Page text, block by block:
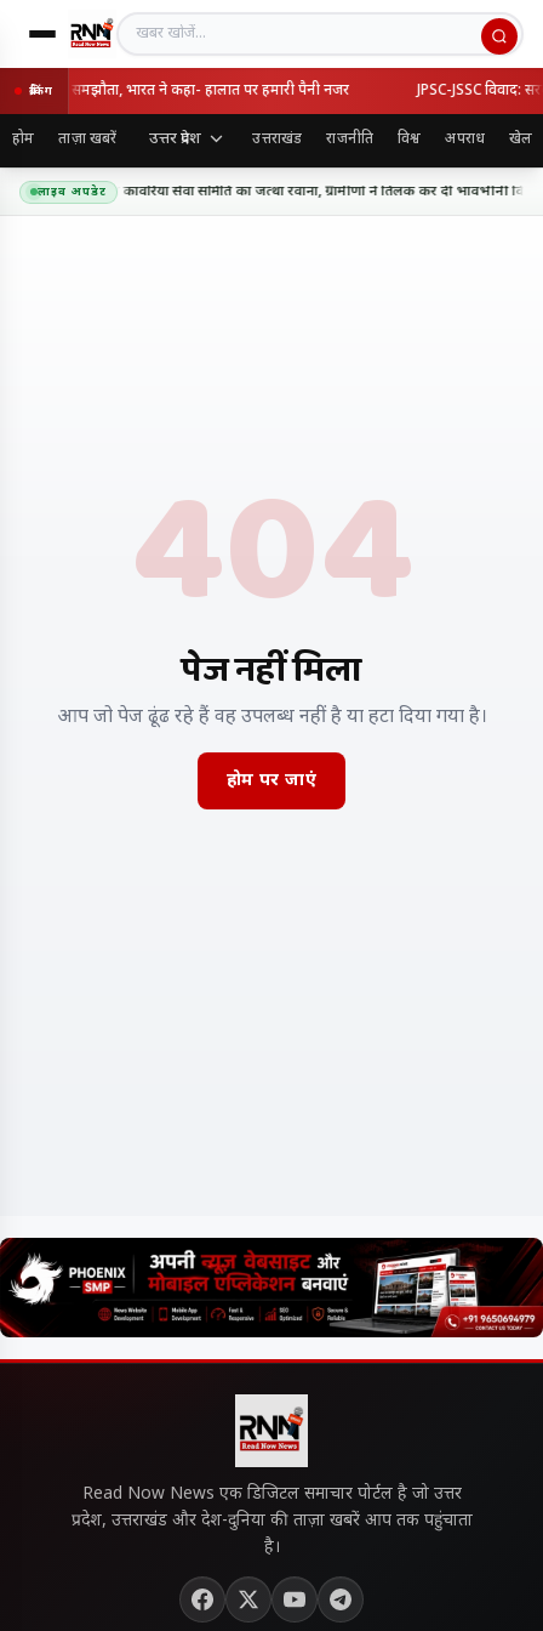
खबर खोजें
ब्रेकिंग
का रक्षा समझौता, भारत ने कहा- हालात पर हमारी पैनी नजर JPSC-JSSC विवाद:
होम ताज़ा खबरें उत्तर प्रदेश उत्तराखंड राजनीति विश्व अपराध खेल
लाइव अपडेट
के लिए शिव शक्ति कांवरिया सेवा समिति का जत्था रवाना, ग्रामीणों ने तिलक कर दी भावभीनी विदाई
404
पेज नहीं मिला
आप जो पेज ढूंढ रहे हैं वह उपलब्ध नहीं है या हटा दिया गया है।
होम पर जाएं
Read Now News एक डिजिटल समाचार पोर्टल है जो उत्तर
प्रदेश, उत्तराखंड और देश-दुनिया की ताज़ा खबरें आप तक पहुंचाता
है।